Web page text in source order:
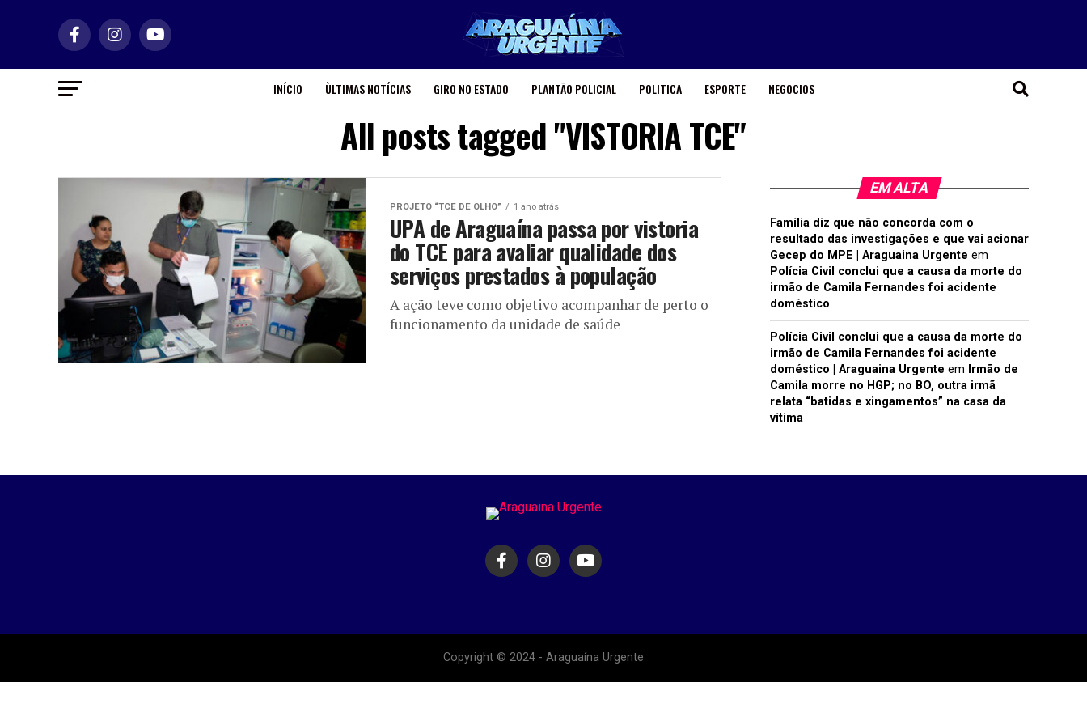
INÍCIO ÙLTIMAS NOTÍCIAS GIRO NO ESTADO PLANTÃO POLICIAL POLITICA ESPORTE NEGOCIOS
All posts tagged "VISTORIA TCE"
PROJETO “TCE DE OLHO” 1 ano atrás
UPA de Araguaína passa por vistoria
do TCE para avaliar qualidade dos
serviços prestados à população
A ação teve como objetivo acompanhar de perto o
funcionamento da unidade de saúde
EM ALTA
Família diz que não concorda com o
resultado das investigações e que vai acionar
Gecep do MPE | Araguaina Urgente em
Polícia Civil conclui que a causa da morte do
irmão de Camila Fernandes foi acidente
doméstico
Polícia Civil conclui que a causa da morte do
irmão de Camila Fernandes foi acidente
doméstico | Araguaina Urgente em Irmão de
Camila morre no HGP; no BO, outra irmã
relata “batidas e xingamentos” na casa da
vítima
Copyright © 2024 - Araguaína Urgente